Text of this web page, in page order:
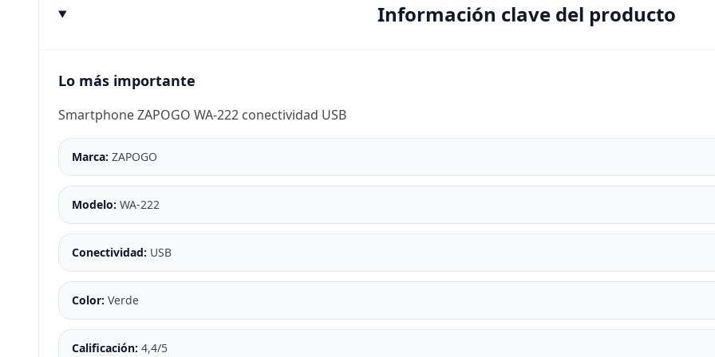
Información clave del producto
Lo más importante
Smartphone ZAPOGO WA-222 conectividad USB
Marca: ZAPOGO
Modelo: WA-222
Conectividad: USB
Color: Verde
Calificación: 4,4/5